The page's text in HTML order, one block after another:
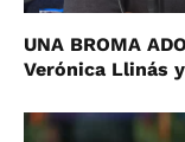
UNA BROMA
Verónica Llinás